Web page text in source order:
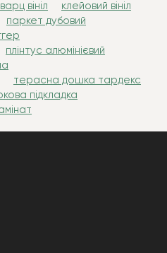
вініл
клейовий вініл
паркет дубовий
плінтус алюмінієвий
терасна дошка тардекс
підкладка